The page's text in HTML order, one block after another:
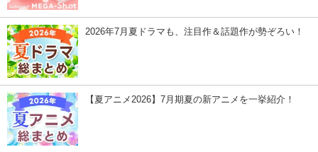
2026年7月夏ドラマも、注目作＆話題作が勢ぞろい！
【夏アニメ2026】7月期夏の新アニメを一挙紹介！